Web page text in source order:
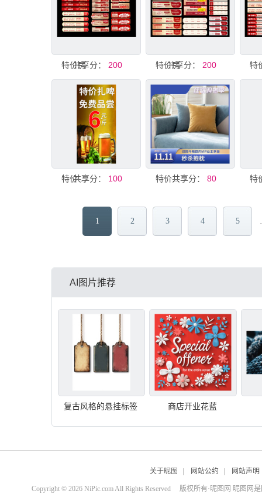
特价房共享分： 200 特价房共享分： 200 特
特价扎啤免费品尝
共享分： 100 特价产品图
共享分： 80 特
1 2 3 4 5
AI图片推荐
复古风格的悬挂标签 商店开业花蓝
关于昵图 | 网站公约 | 网站声明
Copyright © 2026 NiPic.com All Rights Reserved 版权所有·昵图网 昵图网